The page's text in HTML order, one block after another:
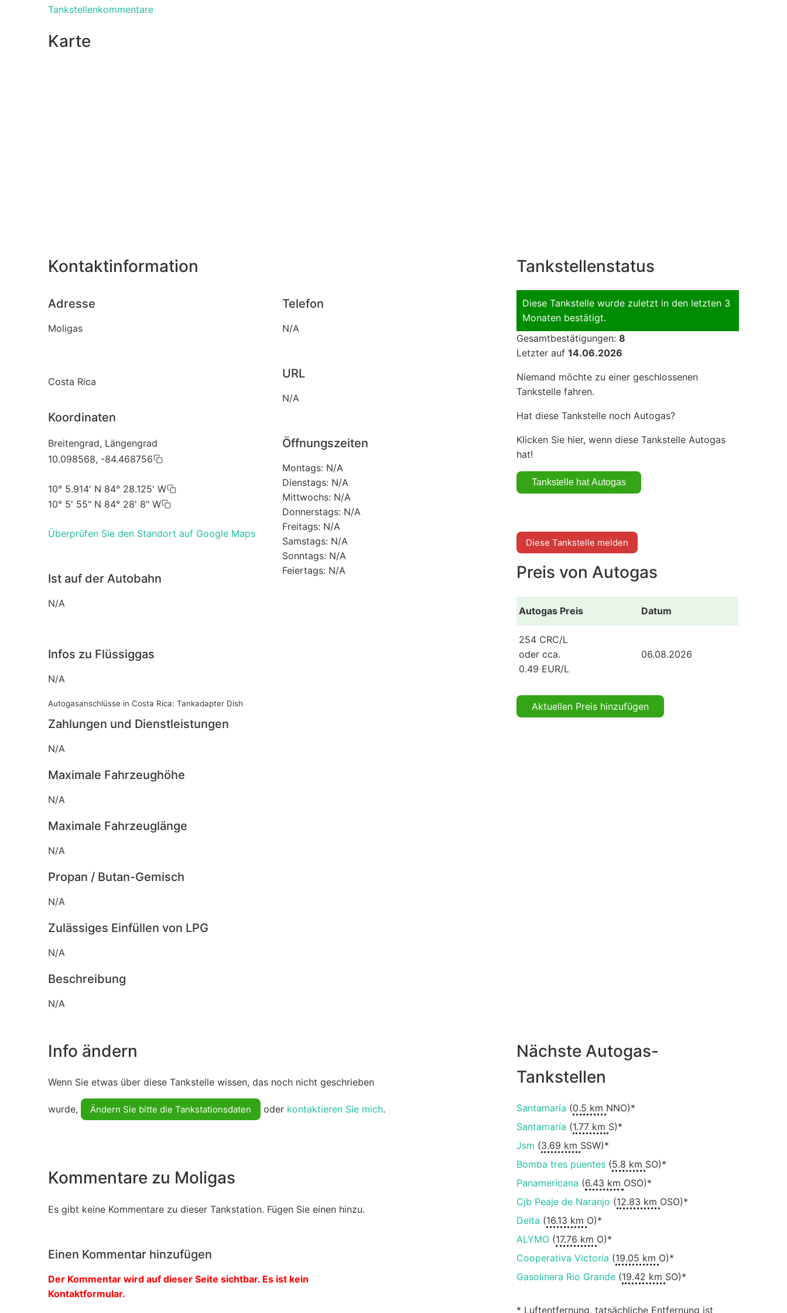
Tankstellenkommentare
Karte
Kontaktinformation
Adresse
Moligas
Costa Rica
Koordinaten
Breitengrad, Längengrad
10.098568, -84.468756
10° 5.914' N 84° 28.125' W
10° 5' 55" N 84° 28' 8" W
Überprüfen Sie den Standort auf Google Maps
Ist auf der Autobahn
N/A
Telefon
N/A
URL
N/A
Öffnungszeiten
Montags: N/A
Dienstags: N/A
Mittwochs: N/A
Donnerstags: N/A
Freitags: N/A
Samstags: N/A
Sonntags: N/A
Feiertags: N/A
Infos zu Flüssiggas
N/A
Autogasanschlüsse in Costa Rica: Tankadapter Dish
Zahlungen und Dienstleistungen
N/A
Maximale Fahrzeughöhe
N/A
Maximale Fahrzeuglänge
N/A
Propan / Butan-Gemisch
N/A
Zulässiges Einfüllen von LPG
N/A
Beschreibung
N/A
Tankstellenstatus
Diese Tankstelle wurde zuletzt in den letzten 3
Monaten bestätigt.
Gesamtbestätigungen: 8
Letzter auf 14.06.2026
Niemand möchte zu einer geschlossenen
Tankstelle fahren.
Hat diese Tankstelle noch Autogas?
Klicken Sie hier, wenn diese Tankstelle Autogas
hat!
Diese Tankstelle melden
Preis von Autogas
Autogas Preis Datum
254 CRC/L
oder cca.
0.49 EUR/L
06.08.2026
Aktuellen Preis hinzufügen
Info ändern
Wenn Sie etwas über diese Tankstelle wissen, das noch nicht geschrieben
wurde, Ändern Sie bitte die Tankstationsdaten oder kontaktieren Sie mich.
Kommentare zu Moligas
Es gibt keine Kommentare zu dieser Tankstation. Fügen Sie einen hinzu.
Einen Kommentar hinzufügen
Der Kommentar wird auf dieser Seite sichtbar. Es ist kein
Kontaktformular.
Nächste Autogas-
Tankstellen
Santamaría (0.5 km NNO)*
Santamaría (1.77 km S)*
Jsm (3.69 km SSW)*
Bomba tres puentes(5.8 km SO)*
Panamericana (6.43 km OSO)*
Cjb Peaje de Naranjo (12.83 km OSO)*
Delta (16.13 km O)*
ALYMO(17.76 km O)*
Cooperativa Victoria (19.05 km O)*
Gasolinera Rio Grande(19.42 km SO)*
* Luftentfernung, tatsächliche Entfernung ist